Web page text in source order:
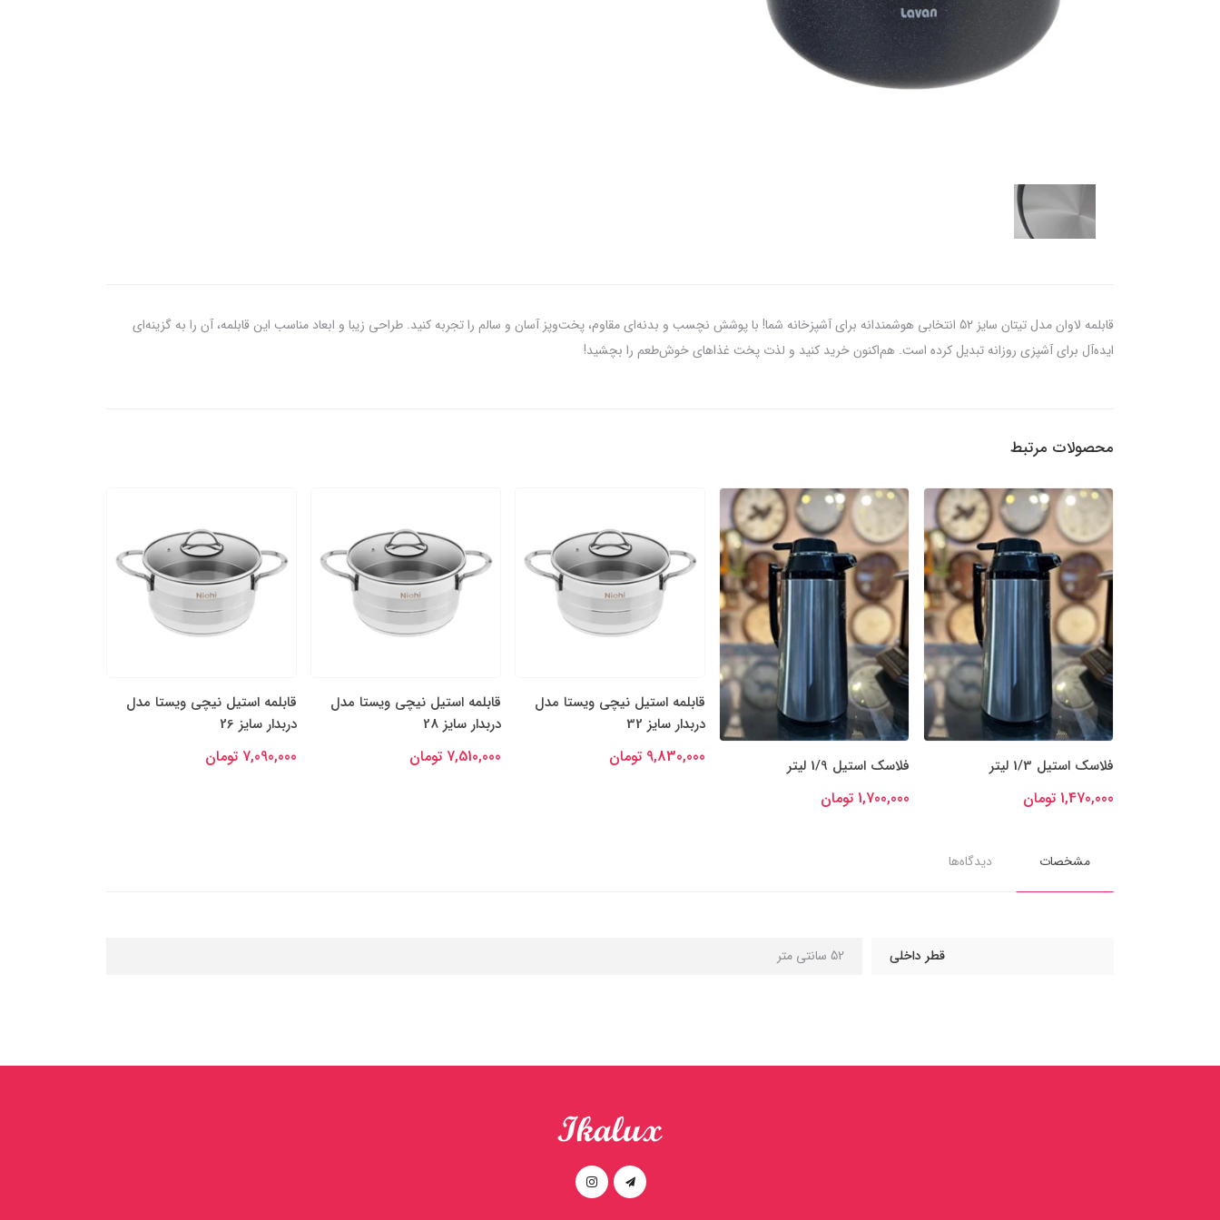
قابلمه لاوان مدل تیتان سایز 52 انتخابی هوشمندانه برای آشپزخانه‌ شما! با پوشش نچسب و بدنه‌ای مقاوم، پخت‌وپز آسان و سالم را تجربه کنید. طراحی زیبا و ابعاد مناسب این قابلمه، آن را به گزینه‌ای
ایده‌آل برای آشپزی روزانه تبدیل کرده است. هم‌اکنون خرید کنید و لذت پخت غذاهای خوش‌طعم را بچشید!
محصولات مرتبط
فلاسک استیل 1/3 لیتر
1,470,000 تومان
فلاسک استیل 1/9 لیتر
1,700,000 تومان
قابلمه استیل نیچی ویستا مدل
دربدار سایز 32
9,830,000 تومان
قابلمه استیل نیچی ویستا مدل
دربدار سایز 28
7,510,000 تومان
قابلمه استیل نیچی ویستا مدل
دربدار سایز 26
7,090,000 تومان
مشخصات دیدگاه‌ها
قطر داخلی 52 سانتی متر